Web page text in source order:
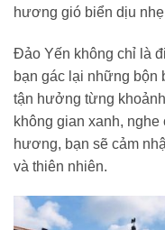
hương gió biển dịu
Đảo Yến không chỉ là
bạn gác lại những bộn
tận hưởng từng
không gian xanh,
hương, bạn sẽ cảm
và thiên nhiên.